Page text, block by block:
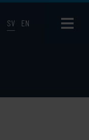
SV EN